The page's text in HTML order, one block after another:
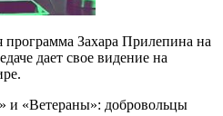
программа Захара Прилепина на
дает свое видение на
и «Ветераны»: добровольцы